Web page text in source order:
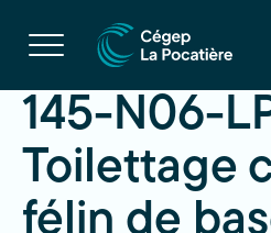
Ouvrir
la
navigation
site
145-N06-
Toilettage
félin de